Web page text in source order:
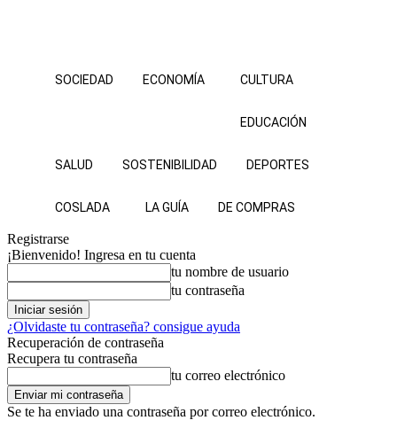
SOCIEDAD ECONOMÍA CULTURA
EDUCACIÓN
SALUD SOSTENIBILIDAD DEPORTES
COSLADA LA GUÍA DE COMPRAS
Registrarse
¡Bienvenido! Ingresa en tu cuenta
tu nombre de usuario
tu contraseña
¿Olvidaste tu contraseña? consigue ayuda
Recuperación de contraseña
Recupera tu contraseña
tu correo electrónico
Se te ha enviado una contraseña por correo electrónico.